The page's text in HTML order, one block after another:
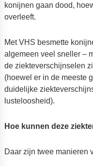
konijnen gaan dood,
overleeft.
Met VHS besmette
algemeen veel sneller –
de ziekteverschijnselen
(hoewel er in de meeste
duidelijke
lusteloosheid).
Hoe kunnen deze
Daar zijn twee manieren